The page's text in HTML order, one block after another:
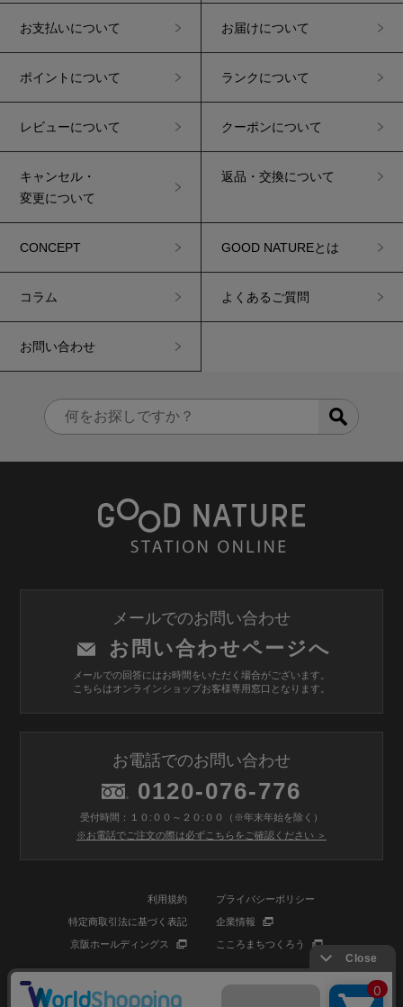
お支払いについて お届けについて
ポイントについて ランクについて
レビューについて クーポンについて
キャンセル・
変更について
返品・交換について
CONCEPT GOOD NATUREとは
コラム よくあるご質問
お問い合わせ
メールでのお問い合わせ
お問い合わせページへ
メールでの回答にはお時間をいただく場合がございます。
こちらはオンラインショップお客様専用窓口となります。
お電話でのお問い合わせ
0120-076-776
受付時間：１０:００～２０:００（※年末年始を除く）
※お電話でご注文の際は必ずこちらをご確認ください ＞
利用規約 プライバシーポリシー
特定商取引法に基づく表記 企業情報
京阪ホールディングス こころまちつくろう